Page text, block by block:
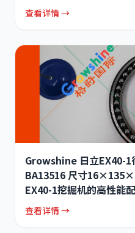
查看详情 →
Growshine 日立EX40-1
BA13516 尺寸
EX40-1挖掘机的高性能
查看详情 →